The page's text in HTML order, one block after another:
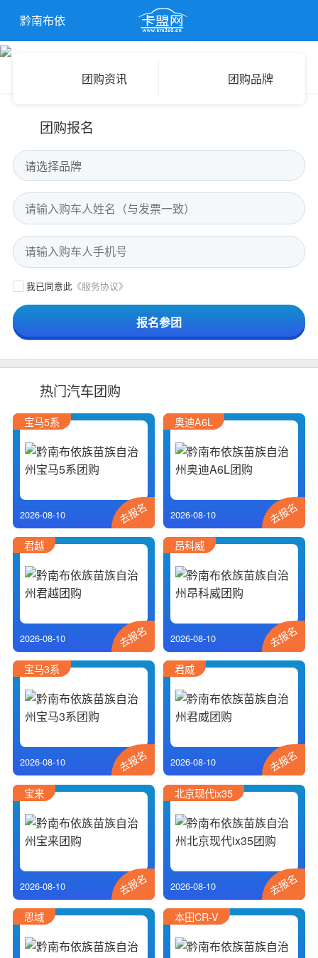
黔南布依
团购资讯 团购品牌
团购报名
请选择品牌
我已同意此 《服务协议》
热门汽车团购
宝马5系
2026-08-10 去报名
奥迪A6L
2026-08-10 去报名
君越
2026-08-10 去报名
昂科威
2026-08-10 去报名
宝马3系
2026-08-10 去报名
君威
2026-08-10 去报名
宝来
2026-08-10 去报名
北京现代ix35
2026-08-10 去报名
思域 本田CR-V